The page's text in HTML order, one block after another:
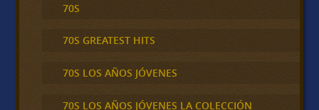
70S
70S GREATEST HITS
70S LOS AÑOS JÓVENES
70S LOS AÑOS JÓVENES LA COLECCIÓN